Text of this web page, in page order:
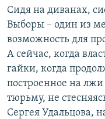
Сидя на диванах,
Выборы – один из
возможность для
А сейчас, когда
гайки, когда
построенное на лжи
тюрьму, не
Сергея Удальцова,